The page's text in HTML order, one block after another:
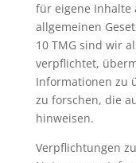
für eigene Inhalte
allgemeinen
10 TMG sind wir
verpflichtet,
Informationen zu
zu forschen, die
hinweisen.
Verpflichtungen